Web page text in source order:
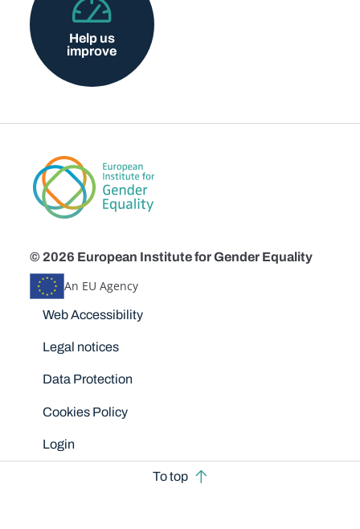
Help us
improve
© 2026 European Institute for Gender Equality
An EU Agency
Disclaimers
Web Accessibility
Legal notices
Data Protection
Cookies Policy
Login
To top